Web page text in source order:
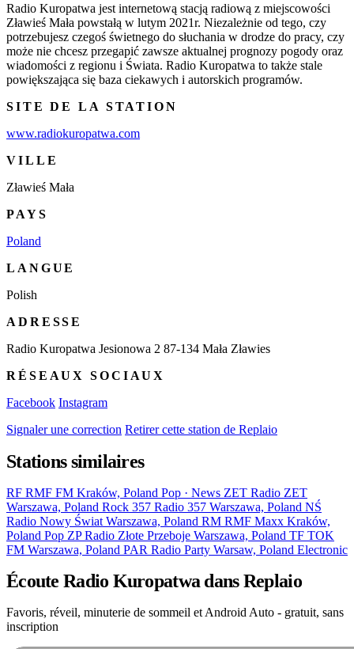
Radio Kuropatwa jest internetową stacją radiową z miejscowości
Zławieś Mała powstałą w lutym 2021r. Niezależnie od tego, czy
potrzebujesz czegoś świetnego do słuchania w drodze do pracy, czy
może nie chcesz przegapić zawsze aktualnej prognozy pogody oraz
wiadomości z regionu i Świata. Radio Kuropatwa to także stale
powiększająca się baza ciekawych i autorskich programów.
SITE DE LA STATION
www.radiokuropatwa.com
VILLE
Zławieś Mała
PAYS
Poland
LANGUE
Polish
ADRESSE
Radio Kuropatwa Jesionowa 2 87-134 Mała Zławies
RÉSEAUX SOCIAUX
Facebook Instagram
Signaler une correction Retirer cette station de Replaio
Stations similaires
RF RMF FM Kraków, Poland Pop · News ZET Radio ZET
Warszawa, Poland Rock 357 Radio 357 Warszawa, Poland NŚ
Radio Nowy Świat Warszawa, Poland RM RMF Maxx Kraków,
Poland Pop ZP Radio Złote Przeboje Warszawa, Poland TF TOK
FM Warszawa, Poland PAR Radio Party Warsaw, Poland Electronic
Écoute Radio Kuropatwa dans Replaio
Favoris, réveil, minuterie de sommeil et Android Auto - gratuit, sans
inscription